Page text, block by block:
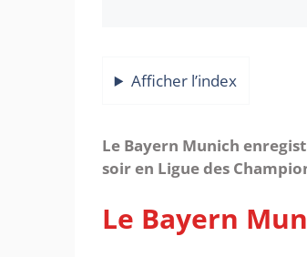
Afficher l’index
Le Bayern Munich
soir en Ligue des
Le Bayern